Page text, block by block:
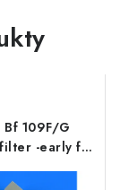
109F/G
-early for
x kit